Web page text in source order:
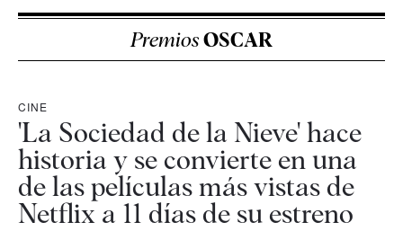
PremiosOSCAR
CINE
'La Sociedad de la Nieve' hace
historia y se convierte en una
de las películas más vistas de
Netflix a 11 días de su estreno